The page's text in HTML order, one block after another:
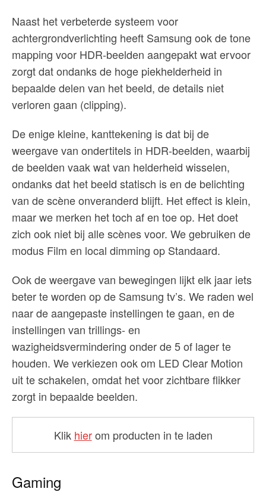
Naast het verbeterde systeem voor
achtergrondverlichting heeft Samsung ook de tone
mapping voor HDR-beelden aangepakt wat ervoor
zorgt dat ondanks de hoge piekhelderheid in
bepaalde delen van het beeld, de details niet
verloren gaan (clipping).
De enige kleine, kanttekening is dat bij de
weergave van ondertitels in HDR-beelden, waarbij
de beelden vaak wat van helderheid wisselen,
ondanks dat het beeld statisch is en de belichting
van de scène onveranderd blijft. Het effect is klein,
maar we merken het toch af en toe op. Het doet
zich ook niet bij alle scènes voor. We gebruiken de
modus Film en local dimming op Standaard.
Ook de weergave van bewegingen lijkt elk jaar iets
beter te worden op de Samsung tv’s. We raden wel
naar de aangepaste instellingen te gaan, en de
instellingen van trillings- en
wazigheidsvermindering onder de 5 of lager te
houden. We verkiezen ook om LED Clear Motion
uit te schakelen, omdat het voor zichtbare flikker
zorgt in bepaalde beelden.
Klik hierom producten in te laden
Gaming